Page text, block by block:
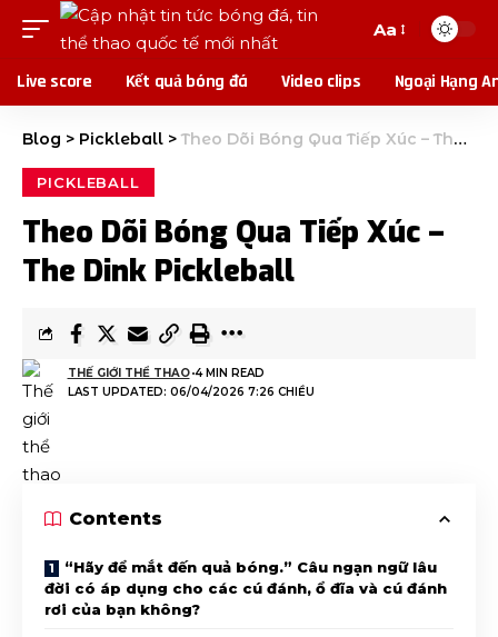
Aa
Live score Kết quả bóng đá Video clips Ngoại Hạng
Blog > Pickleball > Theo Dõi Bóng Qua Tiếp Xúc – The Dink Pickleball
PICKLEBALL
Theo Dõi Bóng Qua Tiếp Xúc –
The Dink Pickleball
LAST UPDATED: 06/04/2026 7:26 CHIỀU
THẾ GIỚI THỂ THAO 4 MIN READ
Contents
“Hãy để mắt đến quả bóng.” Câu ngạn ngữ lâu
đời có áp dụng cho các cú đánh, ổ đĩa và cú đánh
rơi của bạn không?